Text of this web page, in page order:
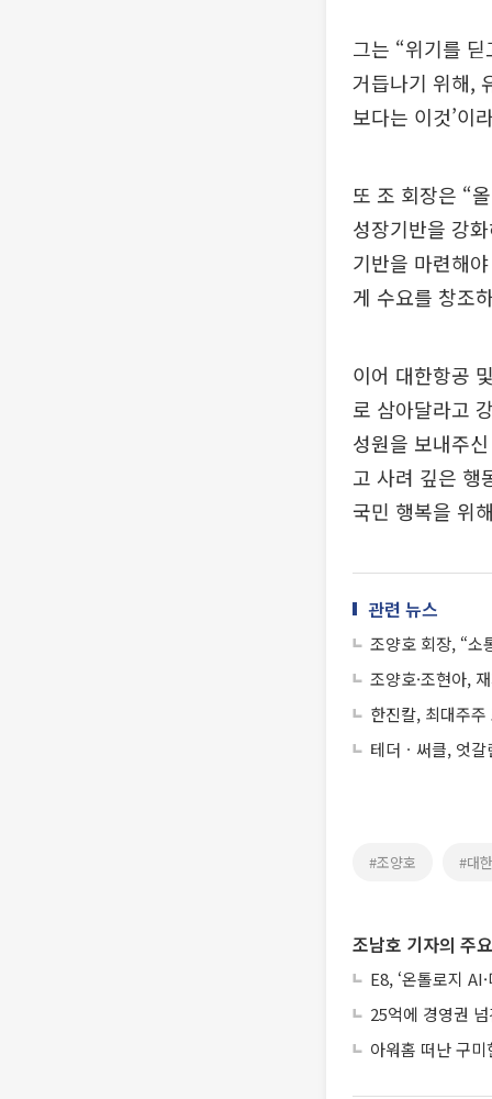
그는 “위기를
거듭나기 위해,
보다는 이것’이
또 조 회장은 “
성장기반을 강
기반을 마련해
게 수요를 창조
이어 대한항공
로 삼아달라고
성원을 보내주
고 사려 깊은 행
국민 행복을 위
관련 뉴스
조양호 회장, “소
조양호·조현아,
한진칼, 최대주
테더ㆍ써클, 엇
#조양호 #대
조남호 기자의 주
E8, ‘온톨로지
25억에 경영권
아워홈 떠난 구